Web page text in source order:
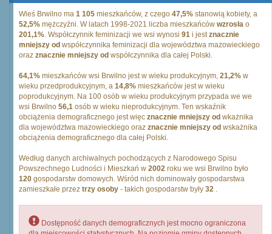
Wieś Brwilno ma 1 105 mieszkańców, z czego 47,5% stanowią kobiety, a
52,5% mężczyźni. W latach 1998-2021 liczba mieszkańców wzrosła o
201,1%. Współczynnik feminizacji we wsi wynosi 91 i jestznacznie
mniejszy od współczynnika feminizacji dla województwa mazowieckiego
oraz znacznie mniejszy od współczynnika dla całej Polski.
64,1% mieszkańców wsi Brwilno jest w wieku produkcyjnym, 21,2% w
wieku przedprodukcyjnym, a 14,8% mieszkańców jest w wieku
poprodukcyjnym. Na 100 osób w wieku produkcyjnym przypada we we
wsi Brwilno 56,1 osób w wieku nieprodukcyjnym. Ten wskaźnik
obciążenia demograficznego jest więc znacznie mniejszy od wkażnika
dla województwa mazowieckiego oraz znacznie mniejszy od wskażnika
obciążenia demograficznego dla całej Polski.
Według danych archiwalnych pochodzących z Narodowego Spisu
Powszechnego Ludności i Mieszkań w 2002 roku we wsi Brwilno było
120 gospodarstw domowych. Wśród nich dominowały gospodarstwa
zamieszkałe przez trzy osoby - takich gospodarstw były 32 .
Dostępność danych demograficznych jest mocno ograniczona